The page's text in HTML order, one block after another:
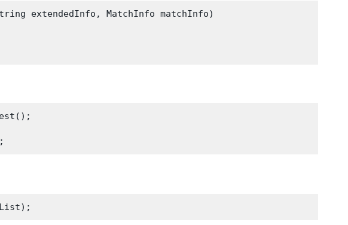
extendedInfo, MatchInfo matchInfo)